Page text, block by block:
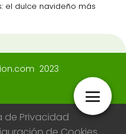
el dulce navideño más
2023
de Privacidad